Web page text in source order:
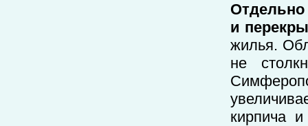
и
жилья.
не
кирпича